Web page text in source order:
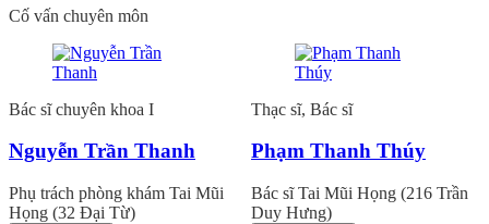
Cố vấn chuyên môn
Bác sĩ chuyên khoa I
Nguyễn Trần Thanh
Phụ trách phòng khám Tai Mũi
Họng (32 Đại Từ)
Thạc sĩ, Bác sĩ
Phạm Thanh Thúy
Bác sĩ Tai Mũi Họng (216 Trần
Duy Hưng)